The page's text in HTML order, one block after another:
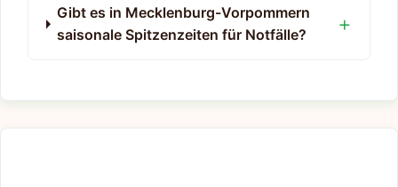
Gibt es in Mecklenburg-Vorpommern
saisonale Spitzenzeiten für Notfälle?